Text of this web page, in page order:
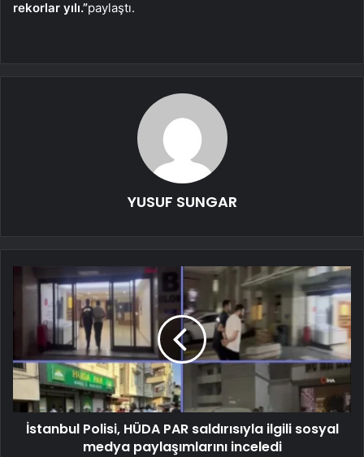
rekorlar yılı.”paylaştı.
YUSUF SUNGAR
İstanbul Polisi, HÜDA PAR saldırısıyla ilgili sosyal
medya paylaşımlarını inceledi